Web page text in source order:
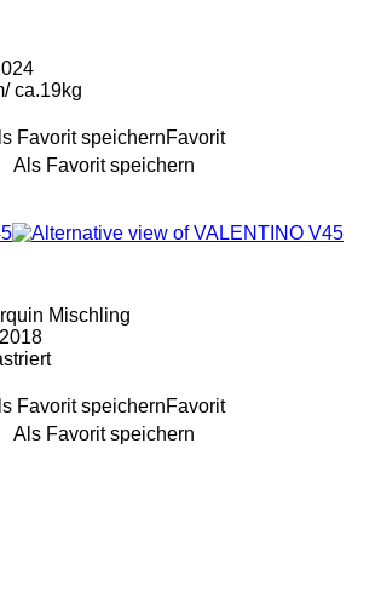
ca.19kg
Favorit speichernFavorit
Als Favorit speichern
Mischling
Favorit speichernFavorit
Als Favorit speichern